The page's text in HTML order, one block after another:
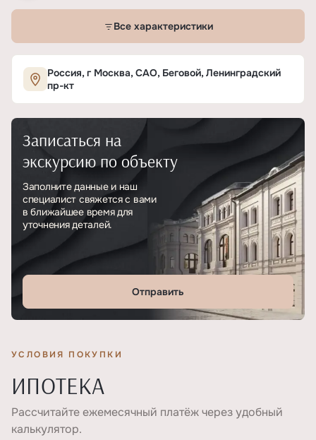
Все характеристики
Характеристики ЖК «СЛАВА»
ТипЖК
Класс проекта
Этажность 37
Отделка Без отделки
Россия, г Москва, САО, Беговой, Ленинградский
пр-кт
Записаться на
экскурсию по объекту
Заполните данные и наш
специалист свяжется с вами
в ближайшее время для
уточнения деталей.
Отправить
УСЛОВИЯ ПОКУПКИ
ИПОТЕКА
Рассчитайте ежемесячный платёж через удобный
калькулятор.